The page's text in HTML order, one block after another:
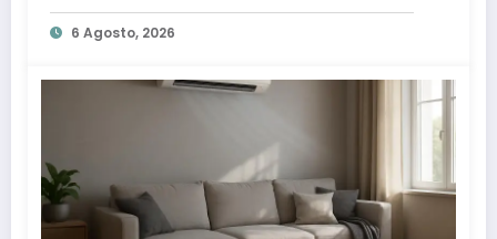
6 Agosto, 2026